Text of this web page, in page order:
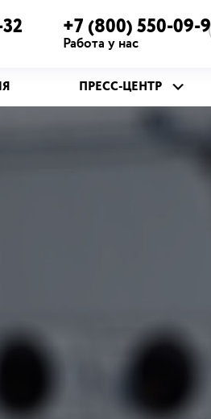
+7 (800) 550-09-
Работа у нас
ПРЕСС-ЦЕНТР